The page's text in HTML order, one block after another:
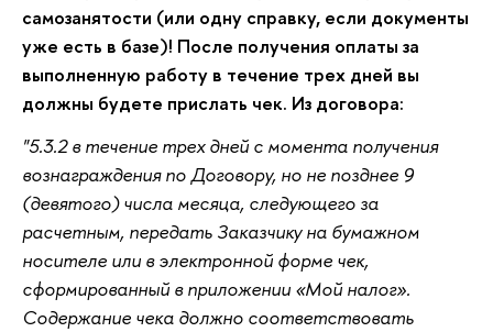
самозанятости (или одну справку, если документы
уже есть в базе)! После получения оплаты за
выполненную работу в течение трех дней вы
должны будете прислать чек. Из договора:
"5.3.2 в течение трех дней с момента получения
вознаграждения по Договору, но не позднее 9
(девятого) числа месяца, следующего за
расчетным, передать Заказчику на бумажном
носителе или в электронной форме чек,
сформированный в приложении «Мой налог».
Содержание чека должно соответствовать